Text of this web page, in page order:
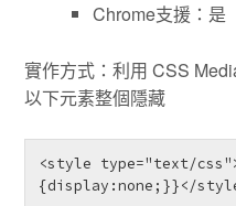
Chrome支援：是
實作方式：利用 CSS
以下元素整個隱藏
<style type="text/
{display:none;}}</